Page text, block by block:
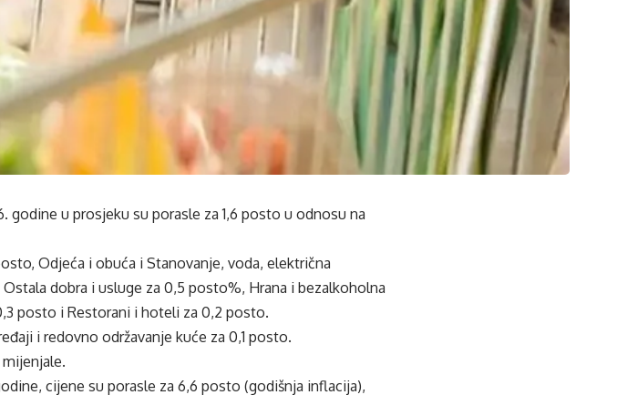
godine u prosjeku su porasle za 1,6 posto u odnosu na
Odjeća i obuća i Stanovanje, voda, električna
dobra i usluge za 0,5 posto%, Hrana i bezalkoholna
posto i Restorani i hoteli za 0,2 posto.
i redovno održavanje kuće za 0,1 posto.
cijene su porasle za 6,6 posto (godišnja inflacija),